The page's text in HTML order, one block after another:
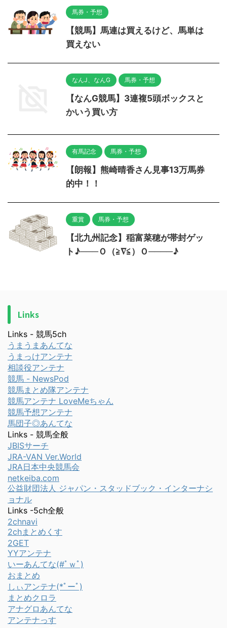
馬券・予想
【競馬】馬連は買えるけど、馬単は
買えない
なんJ、なんG 馬券・予想
【なんG競馬】3連複5頭ボックスと
かいう買い方
有馬記念 馬券・予想
【朗報】熊崎晴香さん見事13万馬券
的中！！
重賞 馬券・予想
【北九州記念】稲富菜穂が帯封ゲッ
ト♪───Ｏ（≧∇≦）Ｏ────♪
Links
Links - 競馬5ch
うまうまあんてな
うまっけアンテナ
相談役アンテナ
競馬 - NewsPod
競馬まとめ隊アンテナ
競馬アンテナ LoveMeちゃん
競馬予想アンテナ
馬団子◎あんてな
Links - 競馬全般
JBISサーチ
JRA-VAN Ver.World
JRA日本中央競馬会
netkeiba.com
公益財団法人 ジャパン・スタッドブック・インターナシ
ョナル
Links -5ch全般
2chnavi
2chまとめくす
2GET
YYアンテナ
いーあんてな(#ﾟｗﾟ)
おまとめ
しぃアンテナ(*ﾟーﾟ)
まとめクロラ
アナグロあんてな
アンテナっす